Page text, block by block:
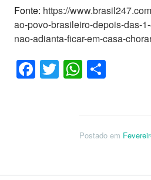
Fonte: https://
ao-povo-brasileiro-depois-das-
nao-adianta-ficar-em-casa-
Facebook
Twitter
Postado em